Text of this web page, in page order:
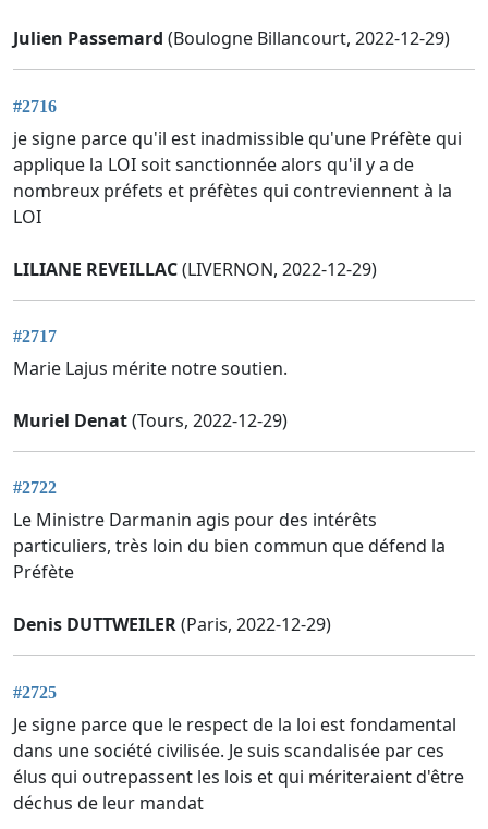
Julien Passemard (Boulogne Billancourt, 2022-12-29)
#2716
je signe parce qu'il est inadmissible qu'une Préfète qui
applique la LOI soit sanctionnée alors qu'il y a de
nombreux préfets et préfètes qui contreviennent à la
LOI
LILIANE REVEILLAC(LIVERNON, 2022-12-29)
#2717
Marie Lajus mérite notre soutien.
Muriel Denat(Tours, 2022-12-29)
#2722
Le Ministre Darmanin agis pour des intérêts
particuliers, très loin du bien commun que défend la
Préfète
Denis DUTTWEILER(Paris, 2022-12-29)
#2725
Je signe parce que le respect de la loi est fondamental
dans une société civilisée. Je suis scandalisée par ces
élus qui outrepassent les lois et qui mériteraient d'être
déchus de leur mandat